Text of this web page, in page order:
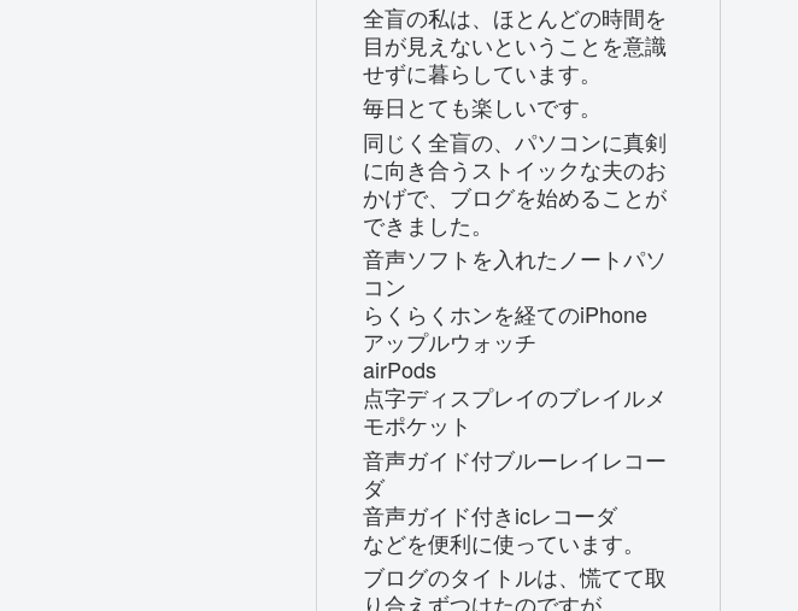
全盲の私は、ほとんどの時間を
目が見えないということを意識
せずに暮らしています。
毎日とても楽しいです。
同じく全盲の、パソコンに真剣
に向き合うストイックな夫のお
かげで、ブログを始めることが
できました。
音声ソフトを入れたノートパソ
コン
らくらくホンを経てのiPhone
アップルウォッチ
airPods
点字ディスプレイのブレイルメ
モポケット
音声ガイド付ブルーレイレコー
ダ
音声ガイド付きicレコーダ
などを便利に使っています。
ブログのタイトルは、慌てて取
り合えずつけたのですが、